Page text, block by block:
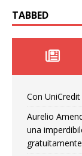
TABBED
Con
Aurelio
una